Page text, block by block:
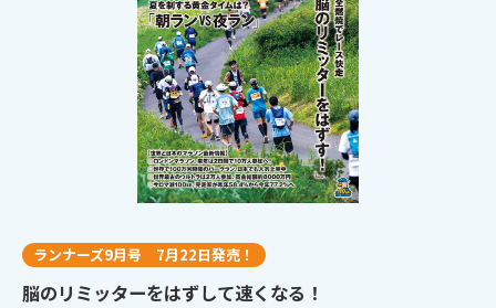
ランナーズ9月号 7月22日発売！
脳のリミッターをはずして速くなる！